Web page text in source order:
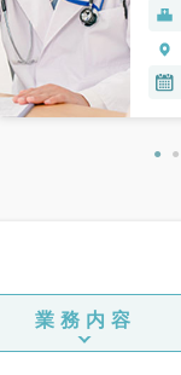
業務内容